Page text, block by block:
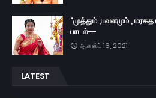
"முத்தும் ,பவளமும் ,
பாடல்--
ஆகஸ்ட் 16, 2021
LATEST